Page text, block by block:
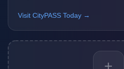
Visit CityPASS Today →